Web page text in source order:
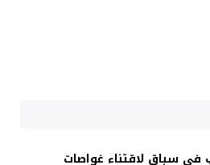
في سباق لاقتناء غواصات